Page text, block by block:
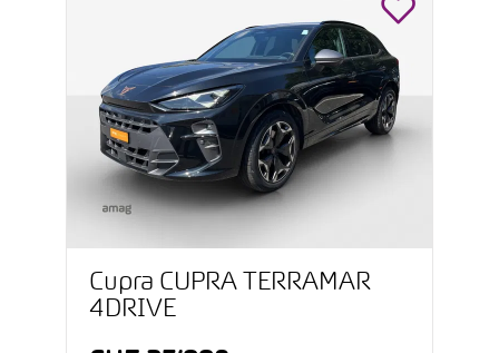
Cupra CUPRA TERRAMAR
4DRIVE